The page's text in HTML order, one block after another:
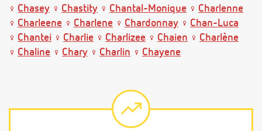
Chasey
Chastity Chantal-Monique
Charlenne
Charleene
Charlene Chardonnay
Chan-Luca
Chantei
Charlie Charlizee Chaien
Charlène
Chaline
Chary Charlin Chayene